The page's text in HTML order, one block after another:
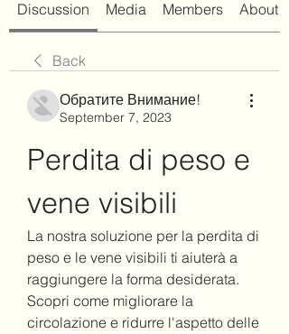
Discussion Media Members About
Back
Обратите Внимание!
September 7, 2023
Perdita di peso e
vene visibili
La nostra soluzione per la perdita di
peso e le vene visibili ti aiuterà a
raggiungere la forma desiderata.
Scopri come migliorare la
circolazione e ridurre l'aspetto delle